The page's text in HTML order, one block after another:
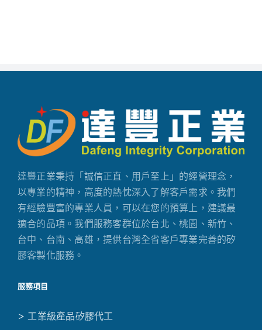
達豐正業秉持「誠信正直、用戶至上」的經營理念，
以專業的精神，高度的熱忱深入了解客戶需求。我們
有經驗豐富的專業人員，可以在您的預算上，建議最
適合的品項。我們服務客群位於台北、桃園、新竹、
台中、台南、高雄，提供台灣全省客戶專業完善的矽
膠客製化服務。
服務項目
> 工業級產品矽膠代工